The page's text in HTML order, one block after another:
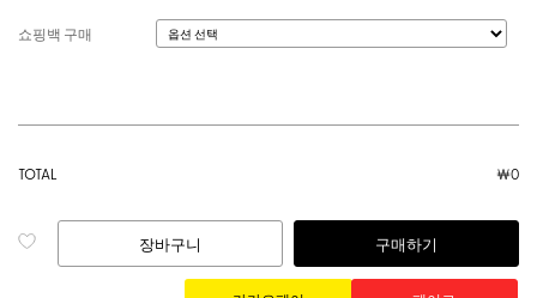
쇼핑백 구매
TOTAL ￦0
장바구니 구매하기